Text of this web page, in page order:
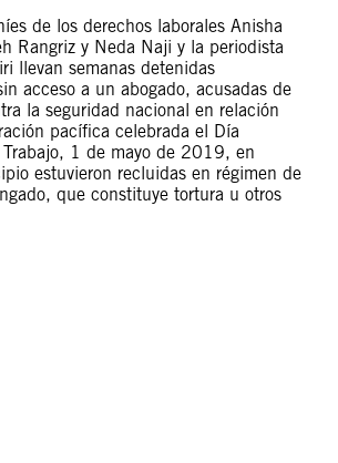
de los derechos laborales Anisha
Rangriz y Neda Naji y la periodista
llevan semanas detenidas
acceso a un abogado, acusadas de
la seguridad nacional en relación
pacífica celebrada el Día
1 de mayo de 2019, en
estuvieron recluidas en régimen de
que constituye tortura u otros